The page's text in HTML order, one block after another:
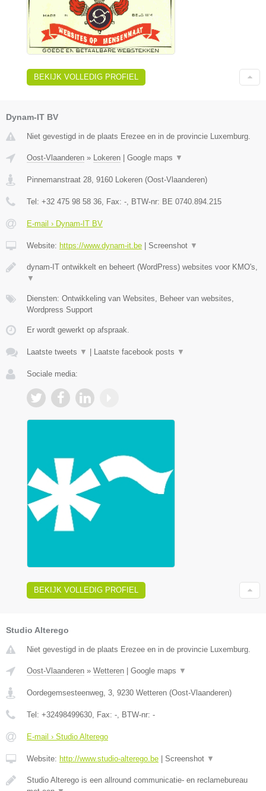
BEKIJK VOLLEDIG PROFIEL
Dynam-IT BV
Niet gevestigd in de plaats Erezee en in de provincie Luxemburg.
Oost-Vlaanderen » Lokeren | Google maps ▼
Pinnemanstraat 28 9160 Lokeren (Oost-Vlaanderen)
Tel: +32 475 98 58 36 , Fax: - , BTW-nr: BE 0740.894.215
E-mail › Dynam-IT BV
Website: https://www.dynam-it.be | Screenshot ▼
dynam-IT ontwikkelt en beheert (WordPress) websites voor KMO's,
▼
Diensten: Ontwikkeling van Websites, Beheer van websites,
Wordpress Support
Er wordt gewerkt op afspraak.
Laatste tweets ▼ | Laatste facebook posts ▼
Sociale media:
BEKIJK VOLLEDIG PROFIEL
Studio Alterego
Niet gevestigd in de plaats Erezee en in de provincie Luxemburg.
Oost-Vlaanderen » Wetteren | Google maps ▼
Oordegemsesteenweg, 3 9230 Wetteren (Oost-Vlaanderen)
Tel: +32498499630 , Fax: - , BTW-nr: -
E-mail › Studio Alterego
Website: http://www.studio-alterego.be | Screenshot ▼
Studio Alterego is een allround communicatie- en reclamebureau